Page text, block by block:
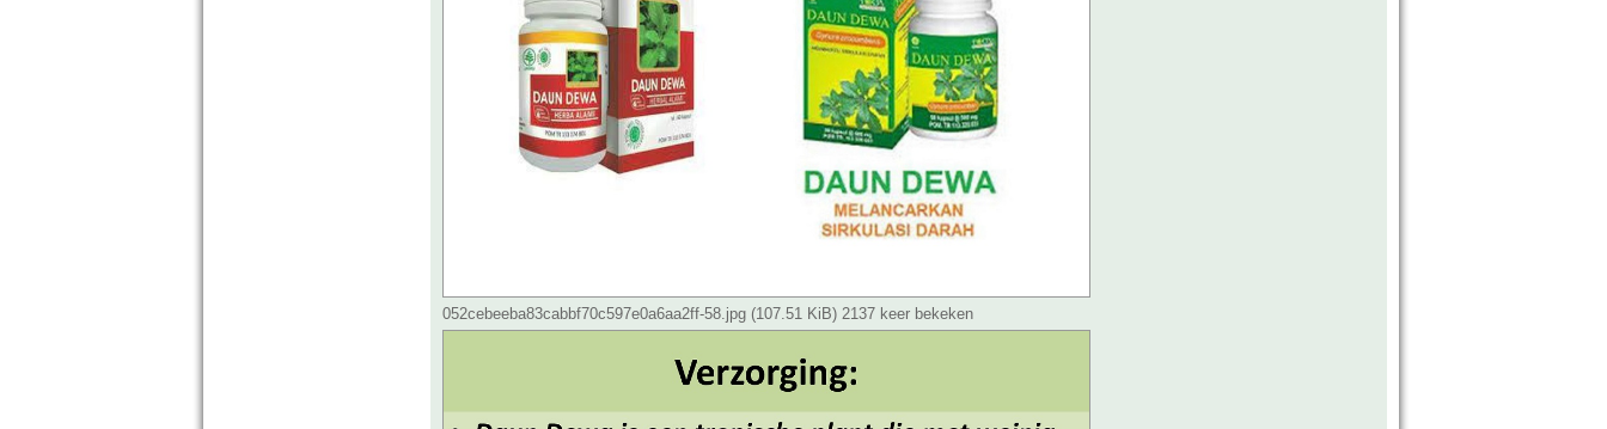
052cebeeba83cabbf70c597e0a6aa2ff-58.jpg (107.51 KiB) 2137 keer bekeken